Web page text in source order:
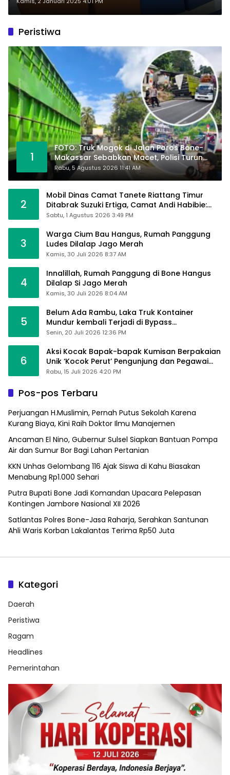
Peristiwa
1
FOTO: Truk Mogok di Jalan Poros Bone-
Makassar Sebabkan Macet, Polisi Turun
Tangan
Rabu, 5 Agustus 2026 11:41 AM
2
Mobil Dinas Camat Tanete Riattang Timur
Ditabrak Suzuki Ertiga, Camat Andi Habibie:
Alhamdulillah Saya Baik-Baik Saja
Sabtu, 1 Agustus 2026 3:49 PM
3
Warga Cium Bau Hangus, Rumah Panggung
Ludes Dilalap Jago Merah
Kamis, 30 Juli 2026 8:37 AM
4
Innalillah, Rumah Panggung di Bone Hangus
Dilalap Si Jago Merah
Kamis, 30 Juli 2026 8:04 AM
5
Belum Ada Rambu, Laka Truk Kontainer
Mundur kembali Terjadi di Bypass
Sumpallabbu
Senin, 20 Juli 2026 12:36 PM
6
Aksi Kocak Bapak-bapak Kumisan Berpakaian
Unik ‘Kocok Perut’ Pengunjung dan Pegawai
Alfamart, Ngaku Aktifkan Layar Sentuh Atm
Rabu, 15 Juli 2026 4:20 PM
Pos-pos Terbaru
Perjuangan H.Muslimin, Pernah Putus Sekolah Karena
Kurang Biaya, Kini Raih Doktor Ilmu Manajemen
Ancaman El Nino, Gubernur Sulsel Siapkan Bantuan Pompa
Air dan Sumur Bor Bagi Lahan Pertanian
KKN Unhas Gelombang 116 Ajak Siswa di Kahu Biasakan
Menabung Rp1.000 Sehari
Putra Bupati Bone Jadi Komandan Upacara Pelepasan
Kontingen Jambore Nasional XII 2026
Satlantas Polres Bone-Jasa Raharja, Serahkan Santunan
Ahli Waris Korban Lakalantas Terima Rp50 Juta
Kategori
Daerah
Peristiwa
Ragam
Headlines
Pemerintahan